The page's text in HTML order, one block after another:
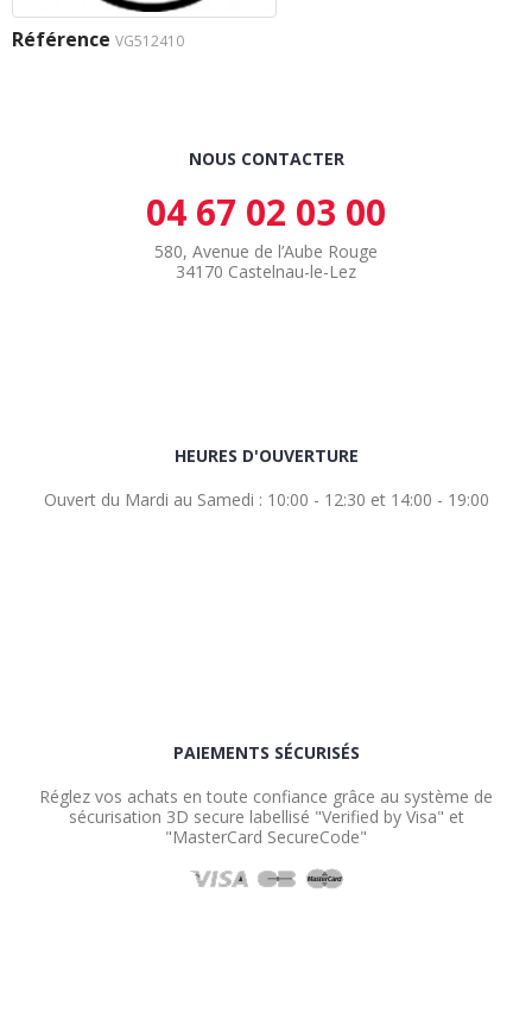
Référence VG512410
NOUS CONTACTER
04 67 02 03 00
580, Avenue de l’Aube Rouge
34170 Castelnau-le-Lez
HEURES D'OUVERTURE
Ouvert du Mardi au Samedi : 10:00 - 12:30 et 14:00 - 19:00
PAIEMENTS SÉCURISÉS
Réglez vos achats en toute confiance grâce au système de
sécurisation 3D secure labellisé "Verified by Visa" et
"MasterCard SecureCode"